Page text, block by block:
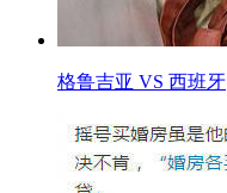
格鲁吉亚 VS 西班牙